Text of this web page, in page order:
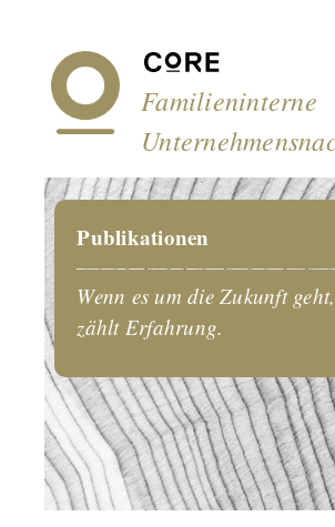
Familieninterne
Publikationen
Wenn es um die Zukunft geht,
zählt Erfahrung.